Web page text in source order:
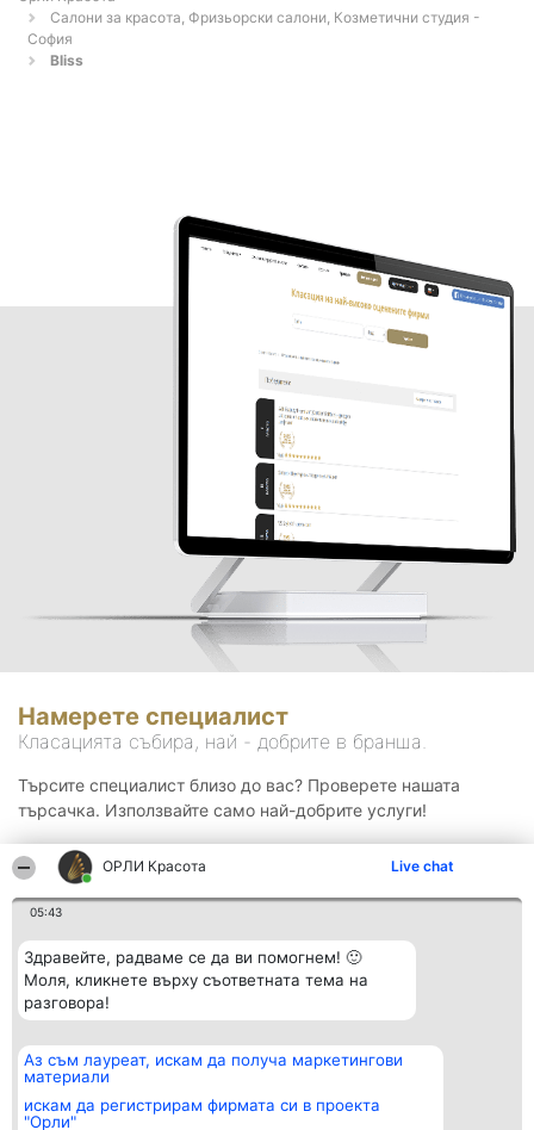
ОРЛИ Красота Live chat
05:43
Здравейте, радваме се да ви помогнем! 🙂
Моля, кликнете върху съответната тема на
разговора!
Аз съм лауреат, искам да получа маркетингови
материали
искам да регистрирам фирмата си в проекта
"Орли"
Салони за красота, Фризьорски салони, Козметични студия -
София
Bliss
Намерете специалист
Класацията събира, най - добрите в бранша.
Търсите специалист близо до вас? Проверете нашата
търсачка. Използвайте само най-добрите услуги!
Организатор на
класиране
BulevardulAleea Timișul De
Класация
всички
Контакти